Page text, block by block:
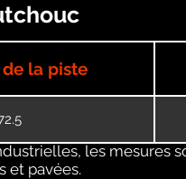
la piste
les mesures
et pavées.